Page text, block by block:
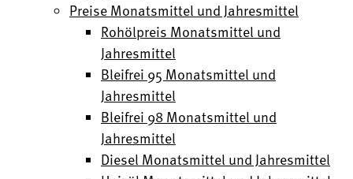
Preise Monatsmittel und Jahresmittel
Rohölpreis Monatsmittel und
Jahresmittel
Bleifrei 95 Monatsmittel und
Jahresmittel
Bleifrei 98 Monatsmittel und
Jahresmittel
Diesel Monatsmittel und Jahresmittel